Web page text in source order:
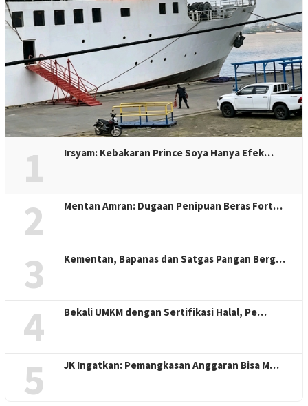
1 Irsyam: Kebakaran Prince Soya Hanya Efek…
2 Mentan Amran: Dugaan Penipuan Beras Fort…
3 Kementan, Bapanas dan Satgas Pangan Berg…
4 Bekali UMKM dengan Sertifikasi Halal, Pe…
5 JK Ingatkan: Pemangkasan Anggaran Bisa M…